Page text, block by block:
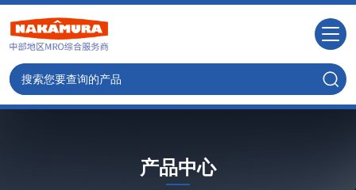
产品中心